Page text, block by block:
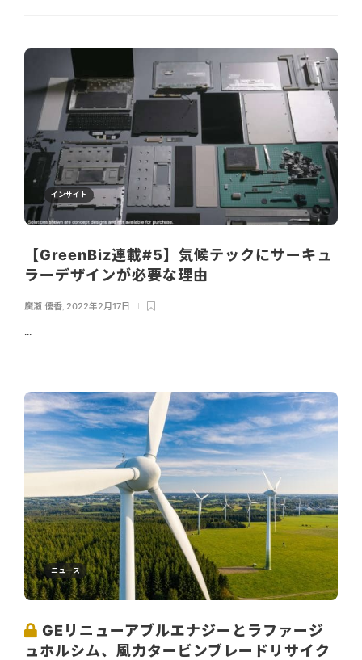
インサイト
【GreenBiz連載#5】気候テックにサーキュ
ラーデザインが必要な理由
廣瀬 優香, 2022年2月17日
...
ニュース
GEリニューアブルエナジーとラファージ
ュホルシム、風力タービンブレードリサイク